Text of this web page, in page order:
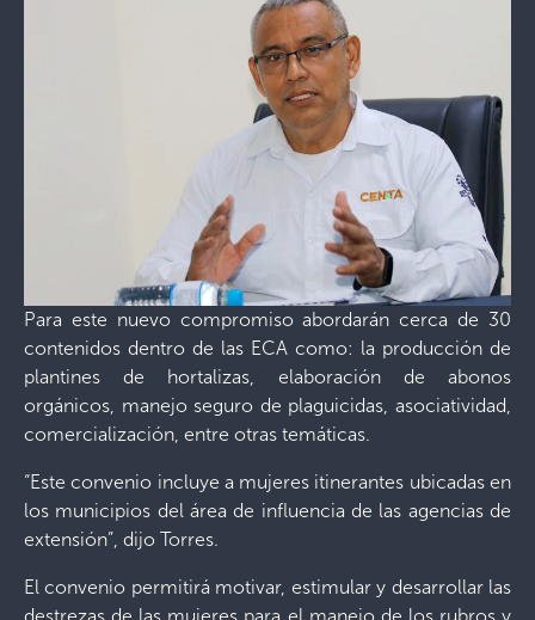
Para este nuevo compromiso abordarán cerca de 30
contenidos dentro de las ECA como: la producción de
plantines de hortalizas, elaboración de abonos
orgánicos, manejo seguro de plaguicidas, asociatividad,
comercialización, entre otras temáticas.
“Este convenio incluye a mujeres itinerantes ubicadas en
los municipios del área de influencia de las agencias de
extensión”, dijo Torres.
El convenio permitirá motivar, estimular y desarrollar las